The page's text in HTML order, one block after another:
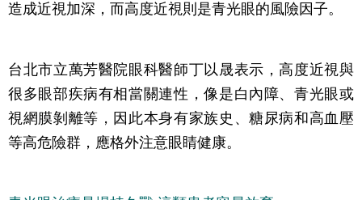
造成近視加深，而高度近視則是青光眼的風險因子。
台北市立萬芳醫院眼科醫師丁以晟表示，高度近視與
很多眼部疾病有相當關連性，像是白內障、青光眼或
視網膜剝離等，因此本身有家族史、糖尿病和高血壓
等高危險群，應格外注意眼睛健康。